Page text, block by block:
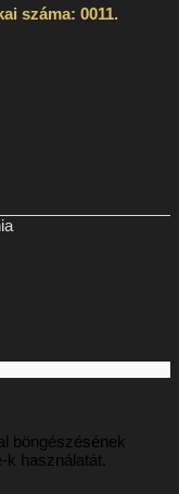
száma: 0011.
böngészésének
k használatát.